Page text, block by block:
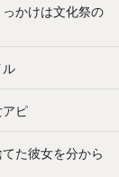
かけは文化祭の
ピ
た彼女を分から